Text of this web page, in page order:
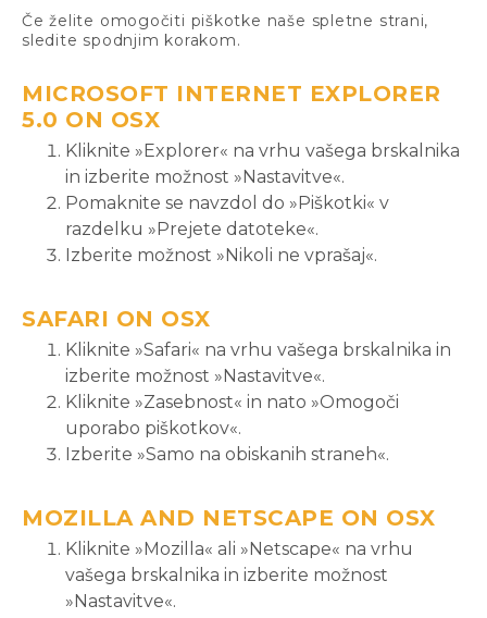
Če želite omogočiti piškotke naše spletne strani,
sledite spodnjim korakom.
MICROSOFT INTERNET EXPLORER
5.0 ON OSX
Kliknite »Explorer« na vrhu vašega brskalnika
in izberite možnost »Nastavitve«.
Pomaknite se navzdol do »Piškotki« v
razdelku »Prejete datoteke«.
Izberite možnost »Nikoli ne vprašaj«.
SAFARI ON OSX
Kliknite »Safari« na vrhu vašega brskalnika in
izberite možnost »Nastavitve«.
Kliknite »Zasebnost« in nato »Omogoči
uporabo piškotkov«.
Izberite »Samo na obiskanih straneh«.
MOZILLA AND NETSCAPE ON OSX
Kliknite »Mozilla« ali »Netscape« na vrhu
vašega brskalnika in izberite možnost
»Nastavitve«.